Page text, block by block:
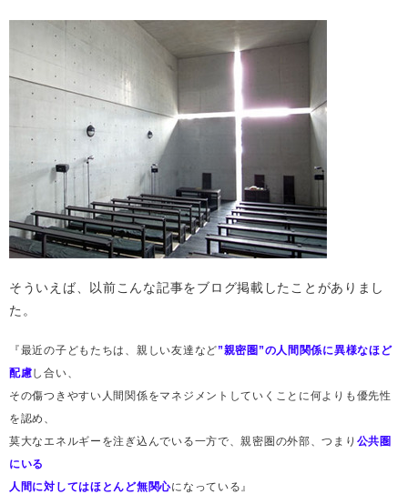
そういえば、以前こんな記事をブログ掲載したことがありまし
た。
『最近の子どもたちは、親しい友達など”親密圏”の人間関係に異様なほど
配慮し合い、
その傷つきやすい人間関係をマネジメントしていくことに何よりも優先性
を認め、
莫大なエネルギーを注ぎ込んでいる一方で、親密圏の外部、つまり 公共圏
にいる
人間に対してはほとんど無関心になっている』